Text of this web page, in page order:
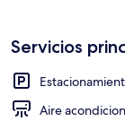
Servicios
Aire